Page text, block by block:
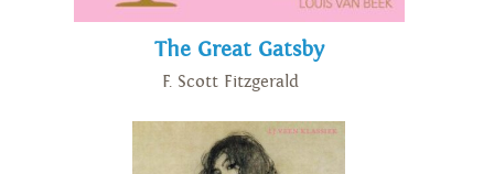
The Great Gatsby
F. Scott Fitzgerald